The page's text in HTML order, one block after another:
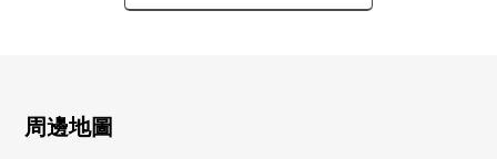
・土地面積70.01平方公尺(約21.17坪)
・2005年3月築
周邊地圖